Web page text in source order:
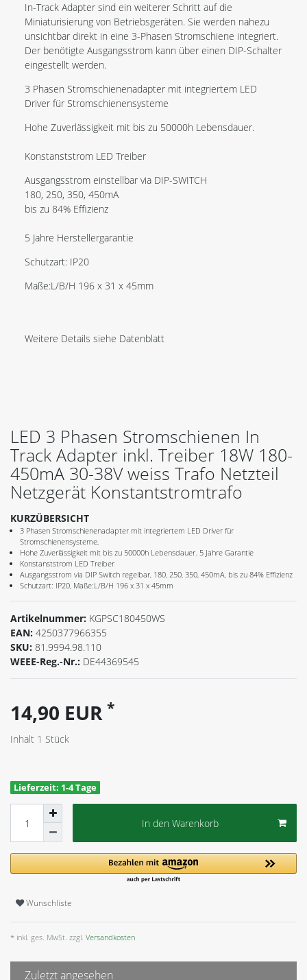
In-Track Adapter sind ein weiterer Schritt auf die
Miniaturisierung von Betriebsgeräten. Sie werden nahezu
unsichtbar direkt in eine 3-Phasen Stromschiene integriert.
Der benötigte Ausgangsstrom kann über einen DIP-Schalter
eingestellt werden.
3 Phasen Stromschienenadapter mit integriertem LED
Driver für Stromschienensysteme
Hohe Zuverlässigkeit mit bis zu 50000h Lebensdauer.
Konstanststrom LED Treiber
Ausgangsstrom einstellbar via DIP-SWITCH
180, 250, 350, 450mA
bis zu 84% Effizienz
5 Jahre Herstellergarantie
Schutzart: IP20
Maße:L/B/H 196 x 31 x 45mm
Weitere Details siehe Datenblatt
LED 3 Phasen Stromschienen In
Track Adapter inkl. Treiber 18W 180-
450mA 30-38V weiss Trafo Netzteil
Netzgerät Konstantstromtrafo
KURZÜBERSICHT
3 Phasen Stromschienenadapter mit integriertem LED Driver für
Stromschienensysteme,
Hohe Zuverlässigkeit mit bis zu 50000h Lebensdauer. 5 Jahre Garantie
Konstanststrom LED Treiber
Ausgangsstrom via DIP Switch regelbar, 180, 250, 350, 450mA, bis zu 84% Effizienz
Schutzart: IP20, Maße:L/B/H 196 x 31 x 45mm
Artikelnummer: KGPSC180450WS
EAN: 4250377966355
SKU: 81.9994.98.110
WEEE-Reg.-Nr.: DE44369545
14,90 EUR *
Inhalt 1 Stück
Lieferzeit: 1-4 Tage
In den Warenkorb
Wunschliste
* inkl. ges. MwSt. zzgl. Versandkosten
Zuletzt angesehen